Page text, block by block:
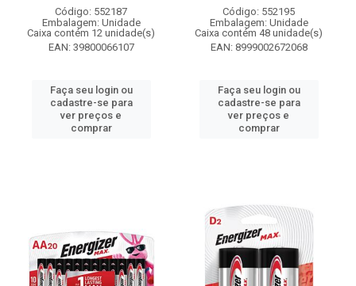
Código: 552187
Embalagem: Unidade
Caixa contém 12 unidade(s)
EAN: 39800066107
Faça seu login ou
cadastre-se para
ver preços e
comprar
Código: 552195
Embalagem: Unidade
Caixa contém 48 unidade(s)
EAN: 8999002672068
Faça seu login ou
cadastre-se para
ver preços e
comprar